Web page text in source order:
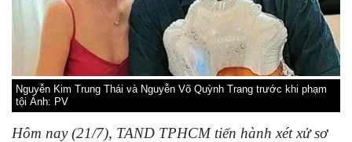
Nguyễn Kim Trung Thái và Nguyễn Võ Quỳnh Trang trước khi phạm
tội Ảnh: PV
Hôm nay (21/7), TAND TPHCM tiến hành xét xử sơ